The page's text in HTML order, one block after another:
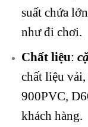
suất chứa
như đi chơi.
Chất liệu:
chất liệu vải,
900PVC,
khách hàng.